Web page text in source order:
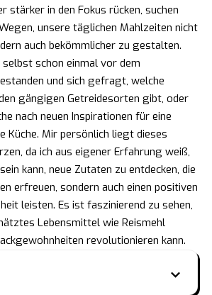
stärker in den Fokus rücken, suchen
unsere täglichen Mahlzeiten nicht
auch bekömmlicher zu gestalten.
selbst schon einmal vor dem
und sich gefragt, welche
gängigen Getreidesorten gibt, oder
nach neuen Inspirationen für eine
Küche. Mir persönlich liegt dieses
da ich aus eigener Erfahrung weiß,
kann, neue Zutaten zu entdecken, die
erfreuen, sondern auch einen positiven
leisten. Es ist faszinierend zu sehen,
Lebensmittel wie Reismehl
revolutionieren kann.